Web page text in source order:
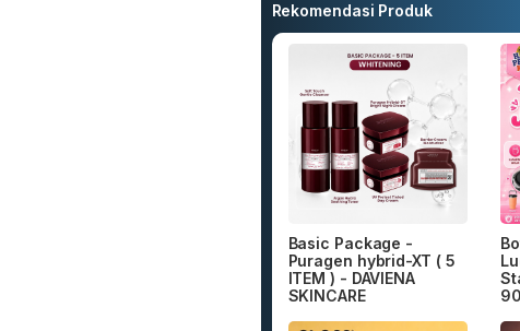
Rekomendasi Produk
Basic Package -
Puragen hybrid-XT ( 5
ITEM ) - DAVIENA
SKINCARE